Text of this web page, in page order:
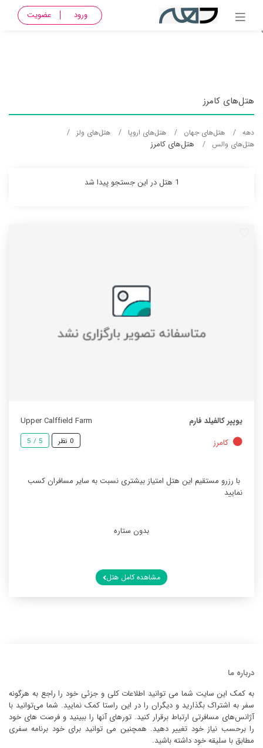
{ Name_pro = والس, Name_City = کامرز, Name_country = wales,
Name_country_fa = ولز, Name_Continent = Europe, Name_Continent_fa = اروپا
}
ورود عضویت
هتل‌های کامرز
دهه هتل‌های جهان هتل‌های اروپا
هتل‌های ولز
هتل‌های والس
هتل‌های کامرز
1 هتل در این جستجو پیدا شد
یوپپر کالفیلد فارم
Upper Calffield Farm
کامرز
0 نظر 5 / 5
با رزرو مستقیم این هتل امتیاز بیشتری نسبت به سایر مسافران کسب
نمایید
بدون ستاره
مشاهده کامل هتل
درباره ما
به کمک این سایت شما می توانید اطلاعات کلی و جزئی خود را راجع به هرگونه
سفر به اشتراک بگذارید و دیگران را در این راستا کمک نمایید. شما می‌توانید با
آژانس‌های مسافرتی ارتباط برقرار کنید. تورهای آنها را ببینید و فرصت های خود
را برحسب نیاز خود تغییر دهید. همچنین می توانید برای خود برنامه سفری
مطابق با سلیقه خود داشته باشید.